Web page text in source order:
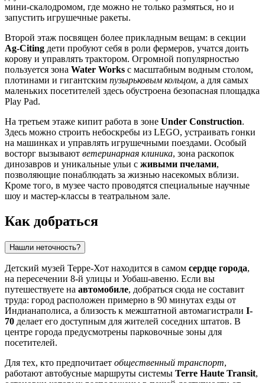
мини-скалодромом, где можно не только размяться, но и
запустить игрушечные ракеты.
Второй этаж посвящен более прикладным вещам: в секции
Ag-Citing дети пробуют себя в роли фермеров, учатся доить
корову и управлять трактором. Огромной популярностью
пользуется зона Water Works с масштабным водным столом,
плотинами и гигантским пузырьковым кольцом, а для самых
маленьких посетителей здесь обустроена безопасная площадка
Play Pad.
На третьем этаже кипит работа в зоне Under Construction.
Здесь можно строить небоскребы из LEGO, устраивать гонки
на машинках и управлять игрушечными поездами. Особый
восторг вызывают ветеринарная клиника, зона раскопок
динозавров и уникальные ульи с живыми пчелами,
позволяющие понаблюдать за жизнью насекомых вблизи.
Кроме того, в музее часто проводятся специальные научные
шоу и мастер-классы в театральном зале.
Как добраться
Нашли неточность?
Детский музей Терре-Хот находится в самом сердце города,
на пересечении 8-й улицы и Уобаш-авеню. Если вы
путешествуете на автомобиле, добраться сюда не составит
труда: город расположен примерно в 90 минутах езды от
Индианаполиса, а близость к межштатной автомагистрали I-
70 делает его доступным для жителей соседних штатов. В
центре города предусмотрены парковочные зоны для
посетителей.
Для тех, кто предпочитает общественный транспорт,
работают автобусные маршруты системы Terre Haute Transit,